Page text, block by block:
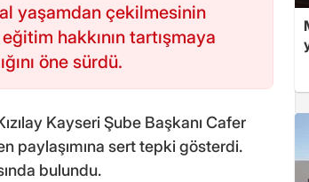
yaşamdan çekilmesinin
hakkının tartışmaya
öne sürdü.
Kayseri Şube Başkanı Cafer
paylaşımına sert tepki gösterdi.
bulundu.